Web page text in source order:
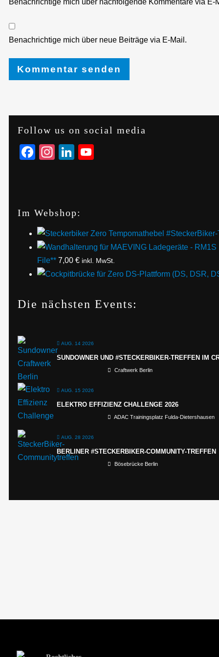
Benachrichtige mich über nachfolgende Kommentare via E-
Benachrichtige mich über neue Beiträge via E-Mail.
Follow us on social media
Facebook
Instagram
LinkedIn
Im Webshop:
File** 7,00 € inkl. MwSt.
Die nächsten Events:
AUG. 14 2026
SUNDOWNER UND #STECKERBIKER-TREFFEN IM
Craftwerk Berlin
AUG. 15 2026
ELEKTRO EFFIZIENZ CHALLENGE 2026
ADAC Trainingsplatz Fulda-Dietershausen
AUG. 28 2026
BERLINER #STECKERBIKER-COMMUNITY-TREFFEN
Bösebrücke Berlin